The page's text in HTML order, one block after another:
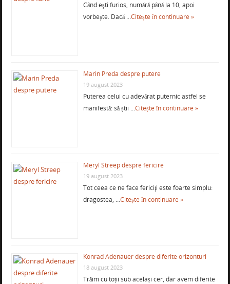
Când eşti furios, numără până la 10, apoi
vorbeşte. Dacă …Citește în continuare »
Marin Preda despre putere
19 august 2023
Puterea celui cu adevărat puternic astfel se
manifestă: să știi …Citește în continuare »
Meryl Streep despre fericire
19 august 2023
Tot ceea ce ne face fericiţi este foarte simplu:
dragostea, …Citește în continuare »
Konrad Adenauer despre diferite orizonturi
18 august 2023
Trăim cu toții sub același cer, dar avem diferite